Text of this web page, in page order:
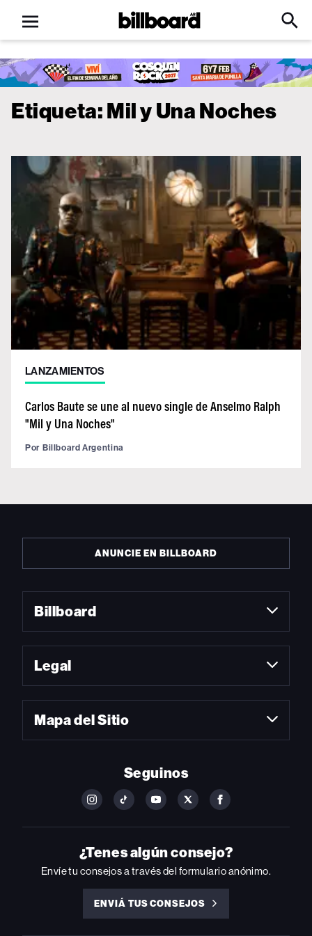
Open
menu
Billboard
Click
Input
Etiqueta:Mil y Una Noches
LANZAMIENTOS
Carlos Baute se une al nuevo single de Anselmo Ralph
"Mil y Una Noches"
Por Billboard Argentina
ANUNCIE EN BILLBOARD
Billboard
Legal
Mapa del Sitio
Seguinos
FOLLOW
ON
INSTAGRAM
FOLLOW
ON
YOUTUBE
FOLLOW
ON
YOUTUBE
FOLLOW
ON
FOLLOW
ON
FACEBOOK
¿Tenes algún consejo?
Envíe tu consejos a través del formulario anónimo.
ENVIÁ TUS CONSEJOS
ENVIÁ